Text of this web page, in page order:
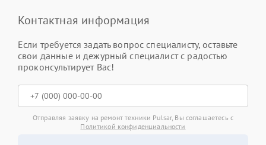
Контактная информация
Если требуется задать вопрос специалисту, оставьте
свои данные и дежурный специалист с радостью
проконсультирует Вас!
Отправляя заявку на ремонт техники Pulsar, Вы соглашаетесь с
Политикой конфиденциальности